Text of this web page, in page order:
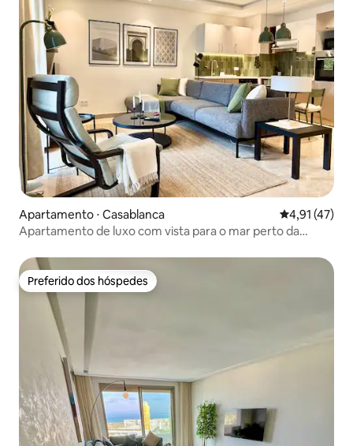
Apartamento ⋅ Casablanca 4,91 de uma
4,91 (47)
Apartamento de luxo com vista para o mar perto da
Preferido dos hóspedes
Preferido dos hóspedes